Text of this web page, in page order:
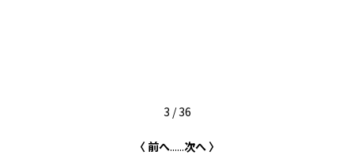
3 / 36
〈 前へ......次へ 〉